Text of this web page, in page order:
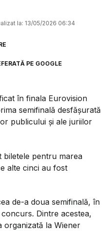
la: 13/05/2026 06:34
PE GOOGLE
în finala Eurovision
semifinală desfășurată
publicului și ale juriilor
pentru marea
alte cinci au fost
de-a doua semifinală, în
Dintre acestea,
organizată la Wiener